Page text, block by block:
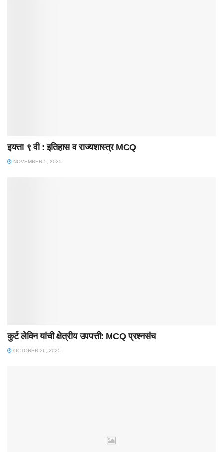
इयत्ता ९ वी : इतिहास व राज्यशास्त्र MCQ
NOVEMBER 5, 2025
कुर्ट लेविन यांची क्षेत्रीय उपपत्ती: MCQ प्रश्नसंच
OCTOBER 26, 2025